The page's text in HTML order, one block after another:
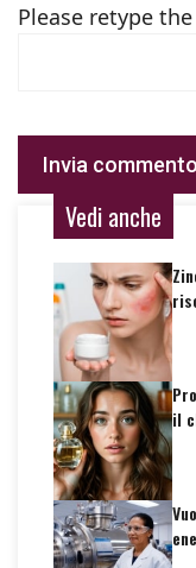
Please retype
Vedi anche
il